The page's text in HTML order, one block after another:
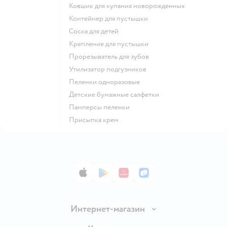
ковшик для купания новорожденных
контейнер для пустышки
соска для детей
крепление для пустышки
прорезыватель для зубов
утилизатор подгузников
пеленки одноразовые
детские бумажные салфетки
памперсы пеленки
присыпка крем
App StoreGoogle Play
AppGallery
RuStore
Интернет-магазин